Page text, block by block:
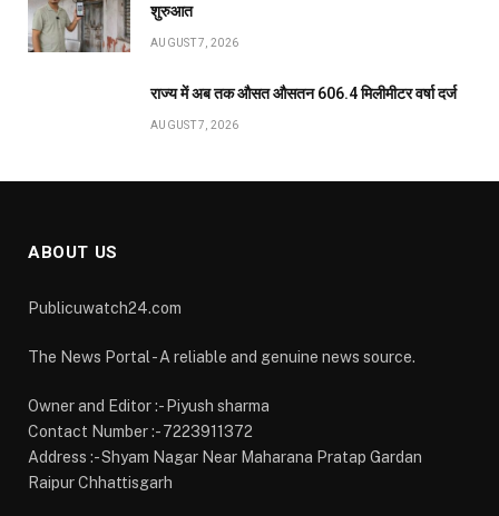
शुरुआत
AUGUST 7, 2026
राज्य में अब तक औसत औसतन 606.4 मिलीमीटर वर्षा दर्ज
AUGUST 7, 2026
ABOUT US
Publicuwatch24.com
The News Portal - A reliable and genuine news source.
Owner and Editor :- Piyush sharma
Contact Number :- 7223911372
Address :- Shyam Nagar Near Maharana Pratap Gardan
Raipur Chhattisgarh